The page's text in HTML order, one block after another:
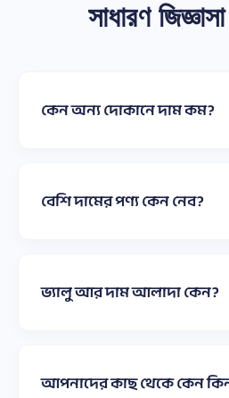
সাধারণ
কেন অন্য দোকানে দাম কম?
বেশি দামের পণ্য কেন নেব?
ভ্যালু আর দাম আলাদা কেন?
আপনাদের কাছ থেকে কেন